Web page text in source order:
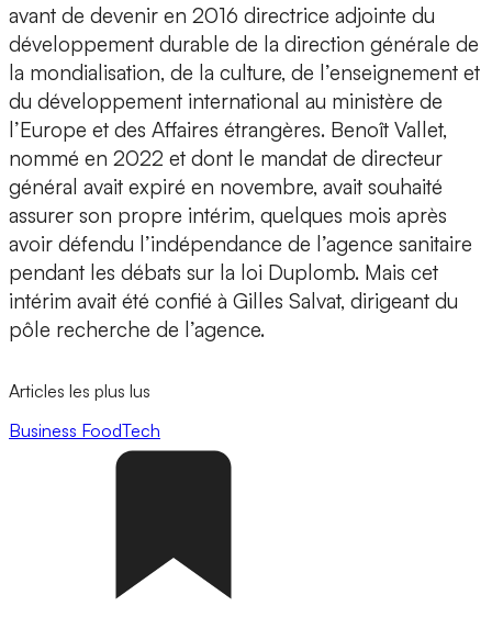
avant de devenir en 2016 directrice adjointe du
développement durable de la direction générale de
la mondialisation, de la culture, de l’enseignement et
du développement international au ministère de
l’Europe et des Affaires étrangères. Benoît Vallet,
nommé en 2022 et dont le mandat de directeur
général avait expiré en novembre, avait souhaité
assurer son propre intérim, quelques mois après
avoir défendu l’indépendance de l’agence sanitaire
pendant les débats sur la loi Duplomb. Mais cet
intérim avait été confié à Gilles Salvat, dirigeant du
pôle recherche de l’agence.
Articles les plus lus
Business FoodTech